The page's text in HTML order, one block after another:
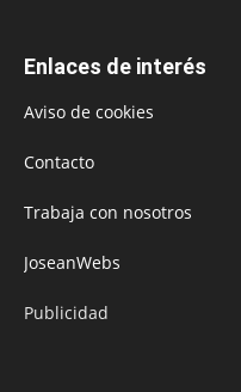
Enlaces de interés
Aviso de cookies
Contacto
Trabaja con nosotros
JoseanWebs
Publicidad